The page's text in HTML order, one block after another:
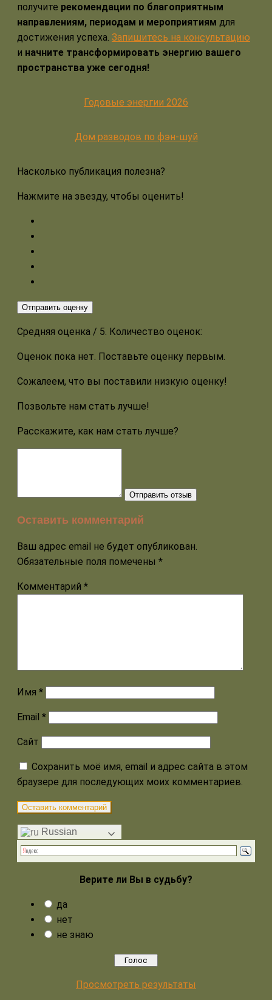
получите рекомендации по благоприятным
направлениям, периодам и мероприятиям для
достижения успеха. Запишитесь на консультацию
и начните трансформировать энергию вашего
пространства уже сегодня!
Годовые энергии 2026
Дом разводов по фэн-шуй
Насколько публикация полезна?
Нажмите на звезду, чтобы оценить!
Отправить оценку
Средняя оценка / 5. Количество оценок:
Оценок пока нет. Поставьте оценку первым.
Сожалеем, что вы поставили низкую оценку!
Позвольте нам стать лучше!
Расскажите, как нам стать лучше?
Отправить отзыв
Оставить комментарий
Ваш адрес email не будет опубликован.
Обязательные поля помечены *
Комментарий *
Имя *
Email *
Сайт
Сохранить моё имя, email и адрес сайта в этом
браузере для последующих моих комментариев.
Russian
Верите ли Вы в судьбу?
да
нет
не знаю
Просмотреть результаты